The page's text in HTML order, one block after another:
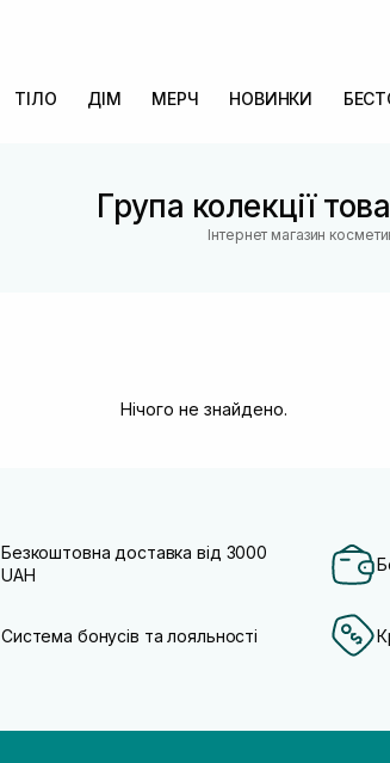
ТІЛО ДІМ МЕРЧ НОВИНКИ
Група колекції
Інтернет магазин
Нічого не знайдено.
Безкоштовна доставка від 3000
UAH
Система бонусів та лояльності